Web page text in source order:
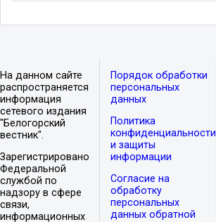
На данном сайте
распространяется
информация
сетевого издания
"Белогорский
вестник".
Зарегистрировано
Федеральной
службой по
надзору в сфере
связи,
информационных
Порядок обработки
персональных
данных
Политика
конфиденциальности
и защиты
информации
Согласие на
обработку
персональных
данных обратной